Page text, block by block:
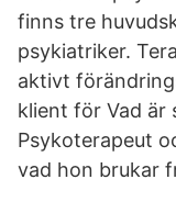
finns tre
psykiatriker.
aktivt
klient för Vad är
Psykoterapeut
vad hon brukar